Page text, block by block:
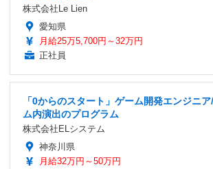
株式会社Le Lien
愛知県
月給25万5,700円～32万円
正社員
「0からのスタート」ゲーム開発エンジニ
ム内演出のプログラム
株式会社ELシステム
神奈川県
月給32万円～50万円